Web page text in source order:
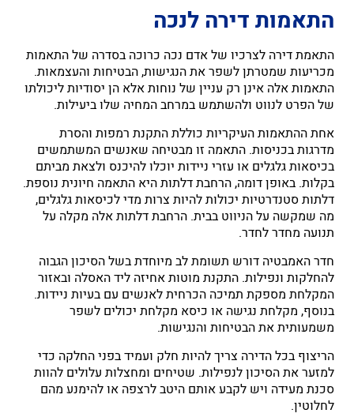
התאמות דירה לנכה
התאמת דירה לצרכיו של אדם נכה כרוכה בסדרה של התאמות
מכריעות שמטרתן לשפר את הנגישות, הבטיחות והעצמאות.
התאמות אלה אינן רק עניין של נוחות אלא הן יסודיות ליכולתו
של הפרט לנווט ולהשתמש במרחב המחיה שלו ביעילות.
אחת ההתאמות העיקריות כוללת התקנת רמפות והסרת
מדרגות בכניסות. התאמה זו מבטיחה שאנשים המשתמשים
בכיסאות גלגלים או עזרי ניידות יוכלו להיכנס ולצאת מביתם
בקלות. באופן דומה, הרחבת דלתות היא התאמה חיונית נוספת.
דלתות סטנדרטיות יכולות להיות צרות מדי לכיסאות גלגלים,
מה שמקשה על הניווט בבית. הרחבת דלתות אלה מקלה על
תנועה מחדר לחדר.
חדר האמבטיה דורש תשומת לב מיוחדת בשל הסיכון הגבוה
להחלקות ונפילות. התקנת מוטות אחיזה ליד האסלה ובאזור
המקלחת מספקת תמיכה הכרחית לאנשים עם בעיות ניידות.
בנוסף, מקלחת נגישה או כיסא מקלחת יכולים לשפר
משמעותית את הבטיחות והנגישות.
הריצוף בכל הדירה צריך להיות חלק ועמיד בפני החלקה כדי
למזער את הסיכון לנפילות. שטיחים ומחצלות עלולים להוות
סכנת מעידה ויש לקבע אותם היטב לרצפה או להימנע מהם
לחלוטין.